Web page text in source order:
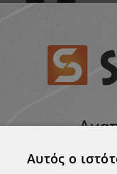
παντελόνι
19,34 €
Αυτός ο